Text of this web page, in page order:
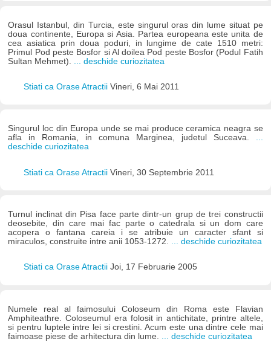
Orasul Istanbul, din Turcia, este singurul oras din lume situat pe
doua continente, Europa si Asia. Partea europeana este unita de
cea asiatica prin doua poduri, in lungime de cate 1510 metri:
Primul Pod peste Bosfor si Al doilea Pod peste Bosfor (Podul Fatih
Sultan Mehmet).
... deschide curiozitatea
Stiati ca Orase Atractii Vineri, 6 Mai 2011
Singurul loc din Europa unde se mai produce ceramica neagra se
afla in Romania, in comuna Marginea, judetul Suceava. ...
deschide curiozitatea
Stiati ca Orase Atractii Vineri, 30 Septembrie 2011
Turnul inclinat din Pisa face parte dintr-un grup de trei constructii
deosebite, din care mai fac parte o catedrala si un dom care
acopera o fantana careia i se atribuie un caracter sfant si
miraculos, construite intre anii 1053-1272. ... deschide curiozitatea
Stiati ca Orase Atractii Joi, 17 Februarie 2005
Numele real al faimosului Coloseum din Roma este Flavian
Amphiteathre. Coloseumul era folosit in antichitate, printre altele,
si pentru luptele intre lei si crestini. Acum este una dintre cele mai
faimoase piese de arhitectura din lume.
... deschide curiozitatea